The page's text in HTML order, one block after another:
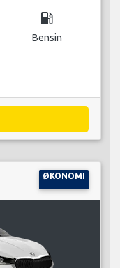
local_gas_station
Bensin
ØKONOMI